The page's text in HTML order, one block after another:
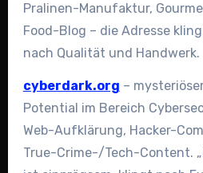
Pralinen-Manufaktur,
Food-Blog – die Adresse
nach Qualität und Handwerk.
cyberdark.org –
Potential im Bereich
Web-Aufklärung, Hacker-
True-Crime-/Tech-Content.